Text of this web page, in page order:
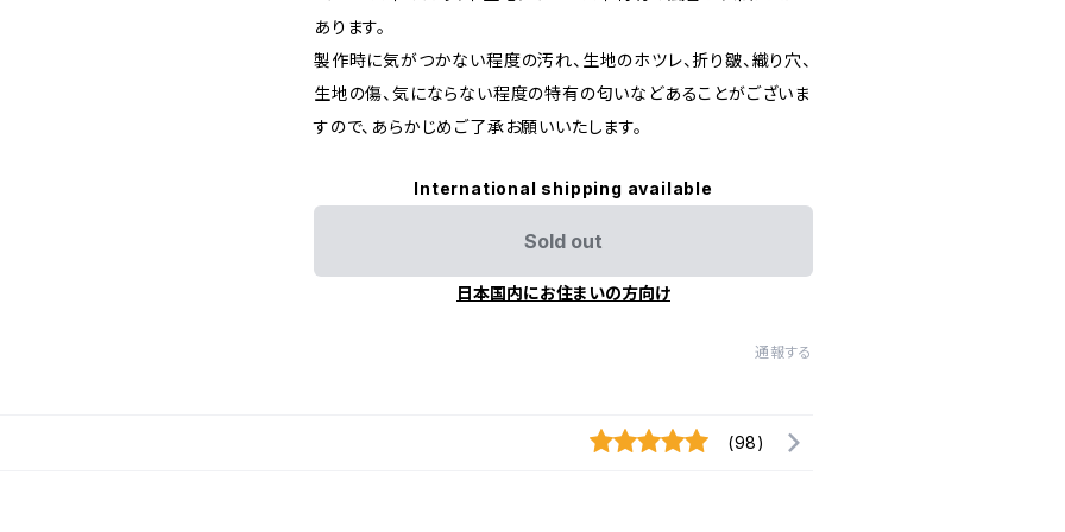
あります。
製作時に気がつかない程度の汚れ、生地のホツレ、折り皺、織り穴、
生地の傷、気にならない程度の特有の匂いなどあることがございま
すので、あらかじめご了承お願いいたします。
International shipping available
Sold out
日本国内にお住まいの方向け
通報する
(98)